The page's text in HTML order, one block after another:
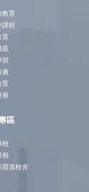
教育
課程
育
底
習
廣
育
展
區
校
相
霞道校舍